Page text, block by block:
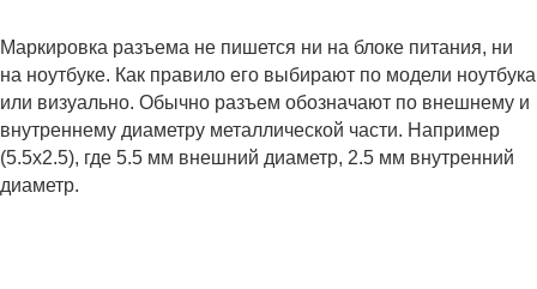
Маркировка разъема не пишется ни на блоке питания, ни
на ноутбуке. Как правило его выбирают по модели ноутбука
или визуально. Обычно разъем обозначают по внешнему и
внутреннему диаметру металлической части. Например
(5.5x2.5), где 5.5 мм внешний диаметр, 2.5 мм внутренний
диаметр.